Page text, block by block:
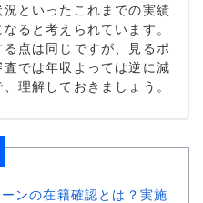
といったこれまでの実績
ると考えられています。
点は同じですが、見るポ
では年収よっては逆に減
理解しておきましょう。
ンの在籍確認とは？実施